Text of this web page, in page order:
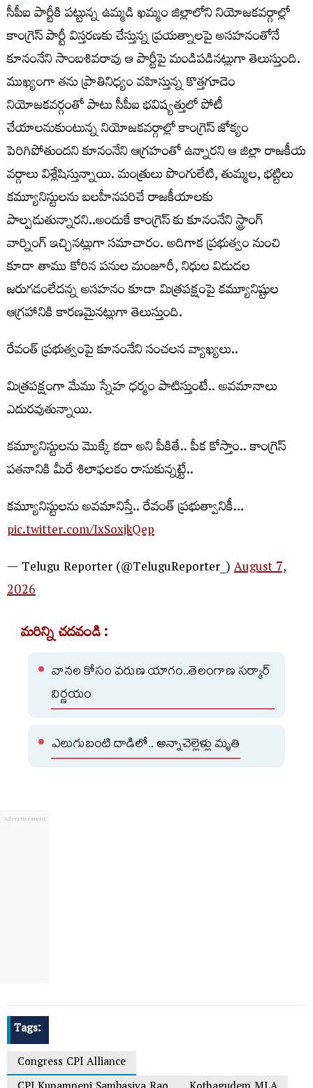
సీపీఐ పార్టీకి పట్టున్న ఉమ్మడి ఖమ్మం జిల్లాలోని నియోజకవర్గాల్లో
కాంగ్రెస్ పార్టీ విస్తరణకు చేస్తున్న ప్రయత్నాలపై అసహనంతోనే
కూనంనేని సాంబశివరావు ఆ పార్టీపై మండిపడినట్లుగా తెలుస్తుంది.
ముఖ్యంగా తను ప్రాతినిధ్యం వహిస్తున్న కొత్తగూడెం
నియోజకవర్గంతో పాటు సీపీఐ భవిష్యత్తులో పోటీ
చేయాలనుకుంటున్న నియోజకవర్గాల్లో కాంగ్రెస్ జోక్యం
పెరిగిపోతుందని కూనంనేని ఆగ్రహంతో ఉన్నారని ఆ జిల్లా రాజకీయ
వర్గాలు విశ్లేషిస్తున్నాయి. మంత్రులు పొంగులేటి, తుమ్మల, భట్టిలు
కమ్యూనిస్టులను బలహీనపరిచే రాజకీయాలకు
పాల్పడుతున్నారని..అందుకే కాంగ్రెస్ కు కూనంనేని స్ట్రాంగ్
వార్నింగ్ ఇచ్చినట్లుగా సమాచారం. అదిగాక ప్రభుత్వం నుంచి
కూడా తాము కోరిన పనుల మంజూరీ, నిధుల విడుదల
జరుగడంలేదన్న అసహనం కూడా మిత్రపక్షంపై కమ్యూనిష్టుల
ఆగ్రహానికి కారణమైనట్లుగా తెలుస్తుంది.
రేవంత్ ప్ర‌భుత్వంపై కూనంనేని సంచ‌ల‌న వ్యాఖ్య‌లు..
మిత్రపక్షంగా మేము స్నేహ ధర్మం పాటిస్తుంటే.. అవమానాలు
ఎదురవుతున్నాయి.
కమ్యూనిస్టుల‌ను మొక్కే కదా అని పీకితే.. పీక కోస్తాం.. కాంగ్రెస్
పతనానికి మీరే శిలాఫలకం రాసుకున్న‌ట్టే..
క‌మ్యూనిస్టుల‌ను అవ‌మానిస్తే.. రేవంత్ ప్ర‌భుత్వానికీ…
pic.twitter.com/IxSoxjkQep
— Telugu Reporter (@TeluguReporter_)August 7,
2026
మరిన్ని చదవండి :
వానల కోసం వరుణ యాగం..తెలంగాణ సర్కార్
నిర్ణయం
ఎలుగుబంటి దాడిలో.. అన్నాచెల్లెళ్లు మృతి
Tags:
Congress CPI Alliance